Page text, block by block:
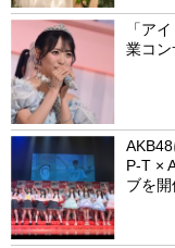
「ア
業コン
P-T ×
ブを開